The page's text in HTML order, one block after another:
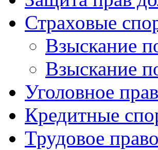
Страховые
Взыскание
Взыскание
Уголовное
Кредитные
Трудовое право